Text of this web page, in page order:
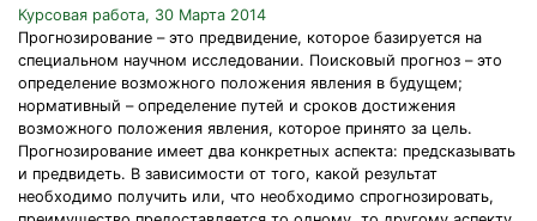
Курсовая работа, 30 Марта 2014
Прогнозирование – это предвидение, которое базируется на
специальном научном исследовании. Поисковый прогноз – это
определение возможного положения явления в будущем;
нормативный – определение путей и сроков достижения
возможного положения явления, которое принято за цель.
Прогнозирование имеет два конкретных аспекта: предсказывать
и предвидеть. В зависимости от того, какой результат
необходимо получить или, что необходимо спрогнозировать,